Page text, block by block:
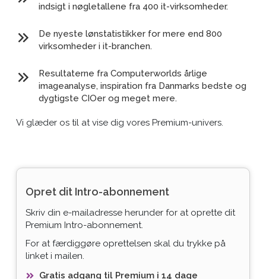
indsigt i nøgletallene fra 400 it-virksomheder.
De nyeste lønstatistikker for mere end 800
virksomheder i it-branchen.
Resultaterne fra Computerworlds årlige
imageanalyse, inspiration fra Danmarks bedste og
dygtigste CIOer og meget mere.
Vi glæder os til at vise dig vores Premium-univers.
Opret dit Intro-abonnement
Skriv din e-mailadresse herunder for at oprette dit
Premium Intro-abonnement.
For at færdiggøre oprettelsen skal du trykke på
linket i mailen.
Gratis adgang til Premium i 14 dage